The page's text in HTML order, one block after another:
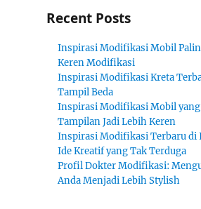
Recent Posts
Inspirasi Modifikasi Mobil
Keren Modifikasi
Inspirasi Modifikasi Kreta
Tampil Beda
Inspirasi Modifikasi Mobil
Tampilan Jadi Lebih Keren
Inspirasi Modifikasi Terbaru di
Ide Kreatif yang Tak Terduga
Profil Dokter Modifikasi:
Anda Menjadi Lebih Stylish